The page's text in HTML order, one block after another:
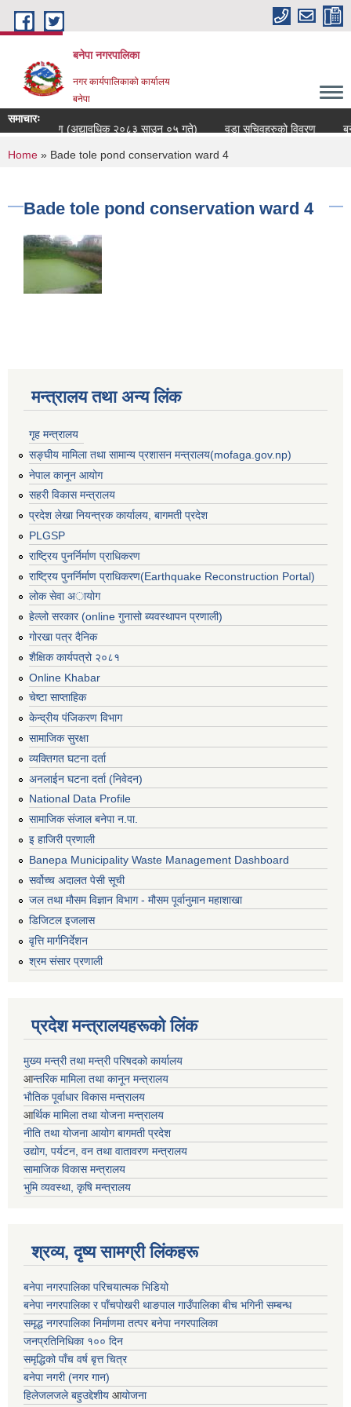
Skip to main content
बनेपा नगरपालिका
नगर कार्यपालिकाको कार्यालय
बनेपा
समाचारः
विवरण (अद्यावधिक २०८३ साउन ०५ गते)
वडा सचिवहरुको विवरण
You are here
Home » Bade tole pond conservation ward 4
Bade tole pond conservation ward 4
मन्त्रालय तथा अन्य लिंक
गृह मन्त्रालय
सङ्घीय मामिला तथा सामान्य प्रशासन मन्त्रालय(mofaga.gov.np)
नेपाल कानून आयोग
सहरी विकास मन्त्रालय
प्रदेश लेखा नियन्त्रक कार्यालय, बागमती प्रदेश
PLGSP
राष्ट्रिय पुनर्निर्माण प्राधिकरण
राष्ट्रिय पुनर्निर्माण प्राधिकरण(Earthquake Reconstruction Portal)
लोक सेवा अायोग
हेल्लो सरकार (online गुनासो ब्यवस्थापन प्रणाली)
गोरखा पत्र दैनिक
शैक्षिक कार्यपत्रो २०८१
Online Khabar
चेष्टा साप्ताहिक
केन्द्रीय पंजिकरण विभाग
सामाजिक सुरक्षा
व्यक्तिगत घटना दर्ता
अनलाईन घटना दर्ता (निवेदन)
National Data Profile
सामाजिक संजाल बनेपा न.पा.
इ हाजिरी प्रणाली
Banepa Municipality Waste Management Dashboard
सर्वोच्च अदालत पेसी सूची
जल तथा मौसम विज्ञान विभाग - मौसम पूर्वानुमान महाशाखा
डिजिटल इजलास
वृत्ति मार्गनिर्देशन
श्रम संसार प्रणाली
प्रदेश मन्त्रालयहरूको लिंक
मुख्य मन्त्री तथा मन्त्री परिषदको कार्यालय
आन्तरिक मामिला तथा कानून मन्त्रालय
भाैतिक पूर्वाधार विकास मन्त्रालय
आर्थिक मामिला तथा योजना मन्त्रालय
नीति तथा योजना आयोग बागमती प्रदेश
उद्योग, पर्यटन, वन तथा वातावरण मन्त्रालय
सामाजिक विकास मन्त्रालय
भुमि व्यवस्था, कृषि मन्त्रालय
श्रव्य, दृष्य सामग्री लिंकहरू
बनेपा नगरपालिका परिचयात्मक भिडियो
बनेपा नगरपालिका र पाँचपोखरी थाङपाल गाउँपालिका बीच भगिनी सम्बन्ध
समृद्ध नगरपालिका निर्माणमा तत्पर बनेपा नगरपालिका
जनप्रतिनिधिका १०० दिन
समृद्धिको पाँच वर्ष बृत्त चित्र
बनेपा नगरी (नगर गान)
हिलेजलजले बहुउद्देशीय आयोजना